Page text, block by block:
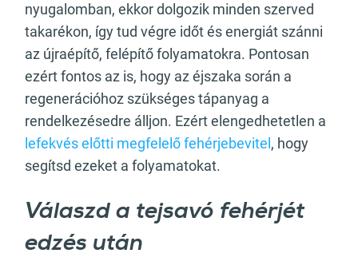
nyugalomban, ekkor dolgozik minden szerved
takarékon, így tud végre időt és energiát szánni
az újraépítő, felépítő folyamatokra. Pontosan
ezért fontos az is, hogy az éjszaka során a
regenerációhoz szükséges tápanyag a
rendelkezésedre álljon. Ezért elengedhetetlen a
lefekvés előtti megfelelő fehérjebevitel , hogy
segítsd ezeket a folyamatokat.
Válaszd a tejsavó fehérjét
edzés után